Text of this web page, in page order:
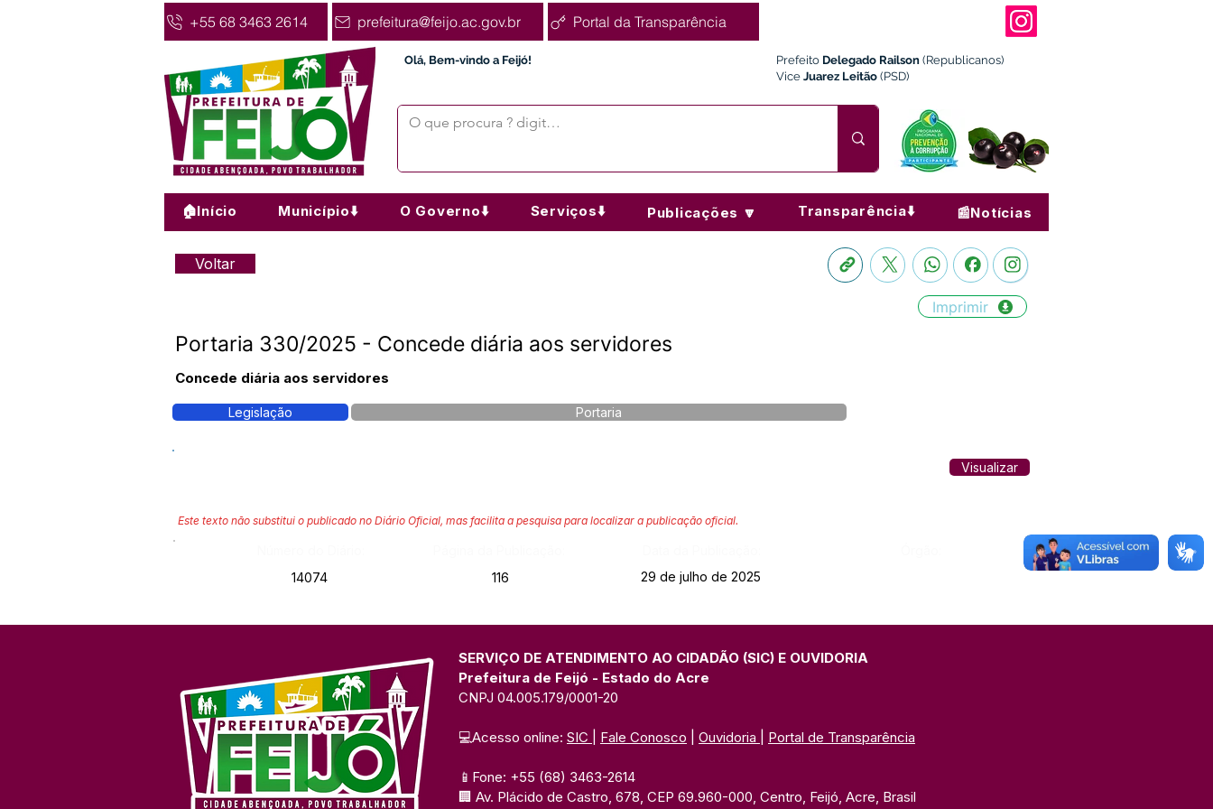
+55 68 3463 2614 prefeitura@feijo.ac.gov.br Portal da Transparência
Olá, Bem-vindo a Feijó! Prefeito Delegado Railson (Republicanos)
Vice Juarez Leitão (PSD)
🏠Início Município⬇️ O Governo⬇️ Serviços⬇️ Publicações 🔽 Transparência⬇️ 📰Notícias
Voltar
Imprimir
Portaria 330/2025 - Concede diária aos servidores
Concede diária aos servidores
Legislação Portaria
Visualizar
Este texto não substitui o publicado no Diário Oficial, mas facilita a pesquisa para localizar a publicação oficial.
14074
116 29 de julho de 2025
SERVIÇO DE ATENDIMENTO AO CIDADÃO (SIC) E OUVIDORIA
Prefeitura de Feijó - Estado do Acre
CNPJ 04.005.179/0001-20
💻Acesso online: SIC Fale Conosco Ouvidoria Portal de Transparência
📱Fone: +55 (68) 3463-2614
🏢 Av. Plácido de Castro, 678, CEP 69.960-000, Centro, Feijó, Acre, Brasil